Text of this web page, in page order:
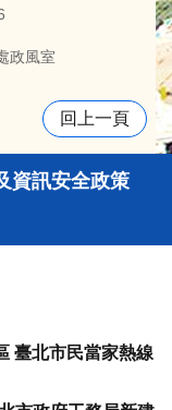
政風室
回上一頁
資訊安全政策
臺北市民當家熱線